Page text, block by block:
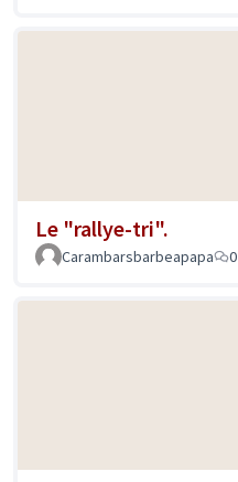
Le "rallye-tri".
Carambarsbarbeapapa
0